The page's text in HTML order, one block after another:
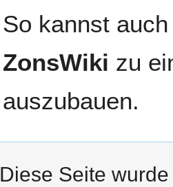
So kannst
ZonsWiki zu
auszubauen.
Diese Seite